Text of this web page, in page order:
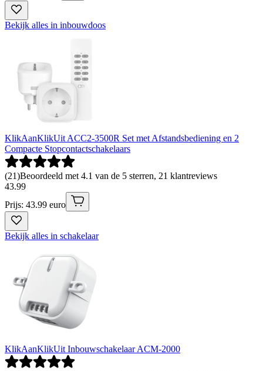
Bekijk alles in inbouwdoos
KlikAanKlikUit ACC2-3500R Set met Afstandsbediening en 2
Compacte Stopcontactschakelaars
(21)Beoordeeld met 4.1 van de 5 sterren, 21 klantreviews
43.99
Prijs: 43.99 euro
Bekijk alles in schakelaar
KlikAanKlikUit Inbouwschakelaar ACM-2000